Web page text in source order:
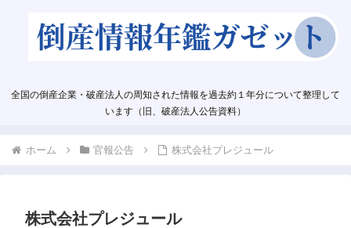
全国の倒産企業・破産法人の周知された情報を過去約１年分について整理して
います（旧、破産法人公告資料）
ホーム 官報公告 株式会社プレジュール
株式会社プレジュール